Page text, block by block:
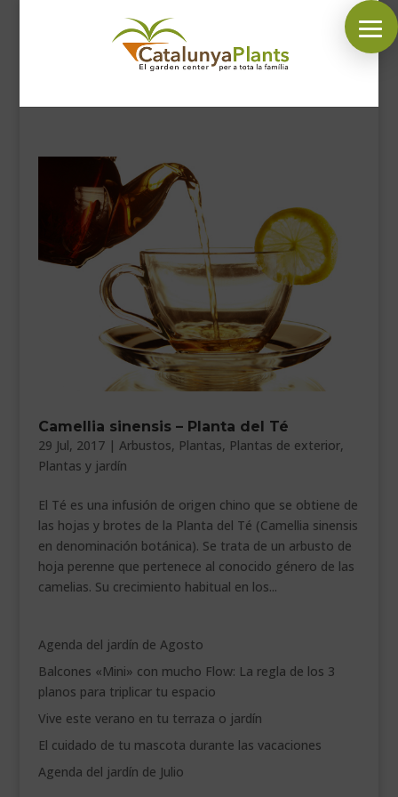
SÍGUENOS EN:
COMPLEMENTOS JARDÍN
MASCOTAS
HORARIO GARDEN
___________________________
VEURE EN CATALÀ
Camellia sinensis – Planta del Té
29 Jul, 2017| Arbustos, Plantas, Plantas de exterior,
Plantas y jardín
El Té es una infusión de origen chino que se obtiene de
las hojas y brotes de la Planta del Té (Camellia sinensis
en denominación botánica). Se trata de un arbusto de
hoja perenne que pertenece al conocido género de las
camelias. Su crecimiento habitual en los...
Agenda del jardín de Agosto
Balcones «Mini» con mucho Flow: La regla de los 3
planos para triplicar tu espacio
Vive este verano en tu terraza o jardín
El cuidado de tu mascota durante las vacaciones
Agenda del jardín de Julio